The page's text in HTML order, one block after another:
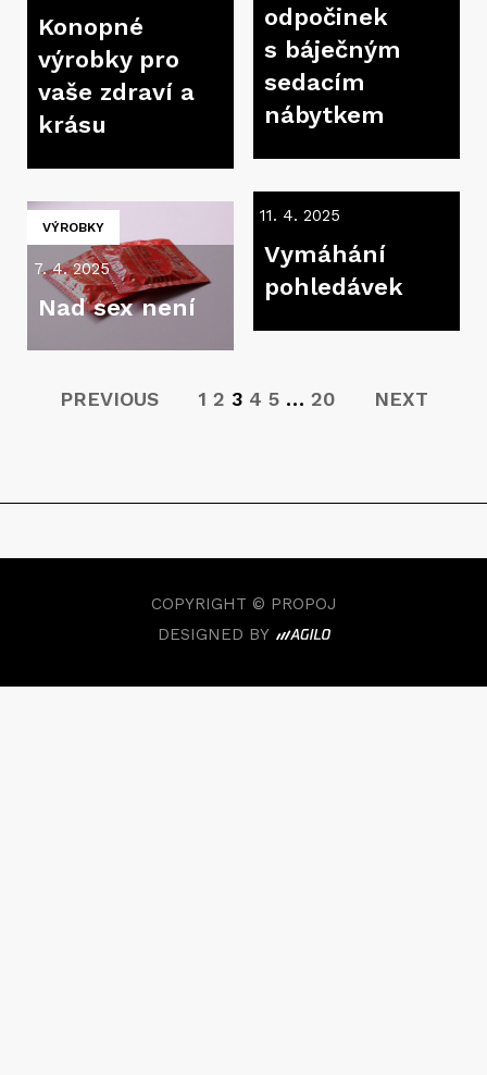
odpočinek
s báječným
sedacím
nábytkem
Konopné
výrobky pro
vaše zdraví a
krásu
11. 4. 2025
Vymáhání
pohledávek
VÝROBKY
7. 4. 2025
Nad sex není
PREVIOUS 1 2 3 4 5 … 20 NEXT
COPYRIGHT © PROPOJ
DESIGNED BY